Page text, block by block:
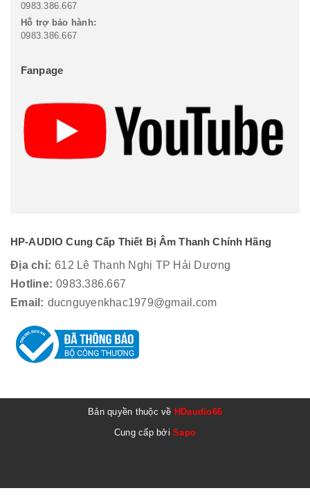
0983.386.667
Hỗ trợ bảo hành:
0983.386.667
Fanpage
HP-AUDIO Cung Cấp Thiết Bị Âm Thanh Chính Hãng
Địa chỉ: 612 Lê Thanh Nghị TP Hải Dương
Hotline: 0983.386.667
Email: ducnguyenkhac1979@gmail.com
Bản quyền thuộc về HDaudio66
Cung cấp bởiSapo